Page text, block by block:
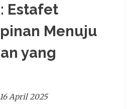
Estafet
Menuju
yang
April 2025